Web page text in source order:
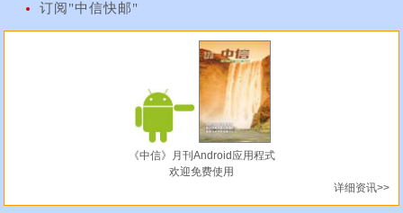
订阅"中信快邮"
《中信》月刊Android应用程式
欢迎免费使用
详细资讯>>